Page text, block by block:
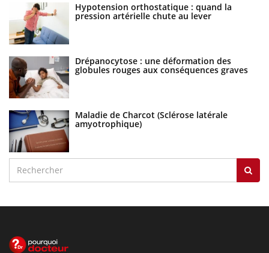
Hypotension orthostatique : quand la
pression artérielle chute au lever
Drépanocytose : une déformation des
globules rouges aux conséquences graves
Maladie de Charcot (Sclérose latérale
amyotrophique)